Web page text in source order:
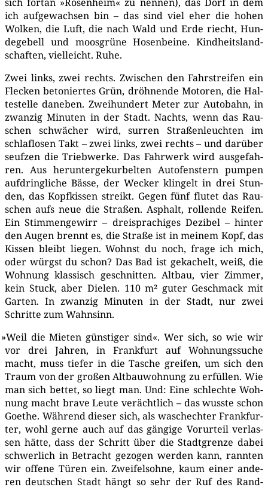
ich auf­ge­wach­sen bin – das sind viel eher die hohen
Wol­ken, die Luft, die nach Wald und Erde riecht, Hun­
de­ge­bell und moos­grü­ne Hosen­bei­ne. Kind­heits­land­
schaf­ten, viel­leicht. Ruhe.
Zwei links, zwei rechts. Zwi­schen den Fahr­strei­fen ein
Fle­cken beto­nier­tes Grün, dröh­nen­de Moto­ren, die Hal­
te­stel­le dane­ben. Zwei­hun­dert Meter zur Auto­bahn, in
zwan­zig Minu­ten in der Stadt. Nachts, wenn das Rau­
schen schwä­cher wird, sur­ren Stra­ßen­leuch­ten im
schlaf­lo­sen Takt – zwei links, zwei rechts – und dar­über
seuf­zen die Trieb­wer­ke. Das Fahr­werk wird aus­ge­fah­
ren. Aus her­un­ter­ge­kur­bel­ten Auto­fens­tern pum­pen
auf­dring­li­che Bäs­se, der Wecker klin­gelt in drei Stun­
den, das Kopf­kis­sen streikt. Gegen fünf flu­tet das Rau­
schen aufs neue die Stra­ßen. Asphalt, rol­len­de Rei­fen.
Ein Stim­men­ge­wirr – drei­spra­chi­ges Dezi­bel – hin­ter
den Augen brennt es, die Stra­ße ist in mei­nem Kopf, das
Kis­sen bleibt lie­gen. Wohnst du noch, fra­ge ich mich,
oder würgst du schon? Das Bad ist geka­chelt, weiß, die
Woh­nung klas­sisch geschnit­ten. Alt­bau, vier Zim­mer,
kein Stuck, aber Die­len. 110 m² guter Geschmack mit
Gar­ten. In zwan­zig Minu­ten in der Stadt, nur zwei
Schrit­te zum Wahnsinn.
»Weil die Mie­ten güns­ti­ger sind«. Wer sich, so wie wir
vor drei Jah­ren, in Frank­furt auf Woh­nungs­su­che
macht, muss tie­fer in die Tasche grei­fen, um sich den
Traum von der gro­ßen Alt­bau­woh­nung zu erfül­len. Wie
man sich bet­tet, so liegt man. Und: Eine schlech­te Woh­
nung macht bra­ve Leu­te ver­ächt­lich – das wuss­te schon
Goe­the. Wäh­rend die­ser sich, als wasch­ech­ter Frank­fur­
ter, wohl ger­ne auch auf das gän­gi­ge Vor­ur­teil ver­las­
sen hät­te, dass der Schritt über die Stadt­gren­ze dabei
schwer­lich in Betracht gezo­gen wer­den kann, rann­ten
wir offe­ne Türen ein. Zwei­fels­oh­ne, kaum einer ande­
ren deut­schen Stadt hängt so sehr der Ruf des Rand­